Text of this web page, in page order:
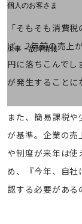
個人のお客さま
工事・故障情報
お客さまサポート
SDPFナレッジセン
「そもそも消費
ば、2年前の売上
円に落ちこんでし
が発生することに
また、簡易課税
が基準。企業の売
や制度が来年は
め、『今年、自
認する必要がある